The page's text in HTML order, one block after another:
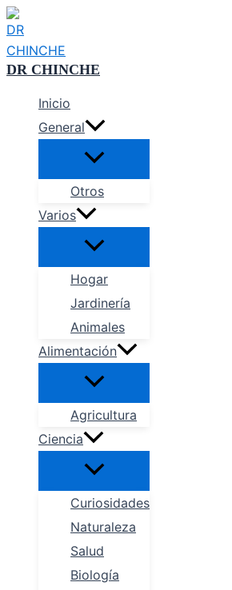
Ir
al
contenido
DR CHINCHE
Inicio
General
Alternar
Otros
Varios
Alternar
Hogar
Jardinería
Animales
Alimentación
Alternar
Agricultura
Ciencia
Alternar
Curiosidades
Naturaleza
Salud
Biología